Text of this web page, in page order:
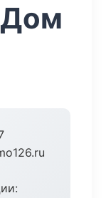
Дом